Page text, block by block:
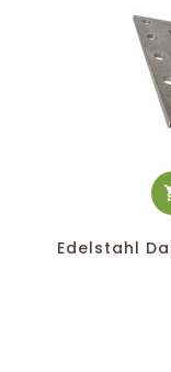
Edelstahl